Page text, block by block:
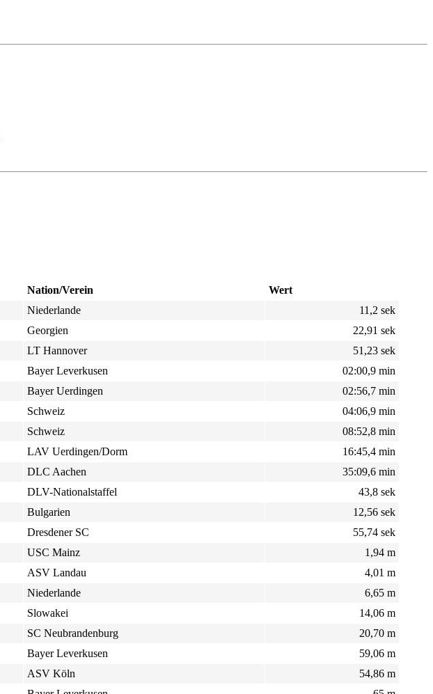
Nation/Verein
Wert
Niederlande
11,2 sek
Georgien
22,91 sek
LT Hannover
51,23 sek
Bayer Leverkusen
02:00,9 min
Bayer Uerdingen
02:56,7 min
Schweiz
04:06,9 min
Schweiz
08:52,8 min
LAV Uerdingen/Dorm
16:45,4 min
DLC Aachen
35:09,6 min
DLV-Nationalstaffel
43,8 sek
Bulgarien
12,56 sek
Dresdener SC
55,74 sek
USC Mainz
1,94 m
ASV Landau
4,01 m
Niederlande
6,65 m
Slowakei
14,06 m
SC Neubrandenburg
20,70 m
Bayer Leverkusen
59,06 m
ASV Köln
54,86 m